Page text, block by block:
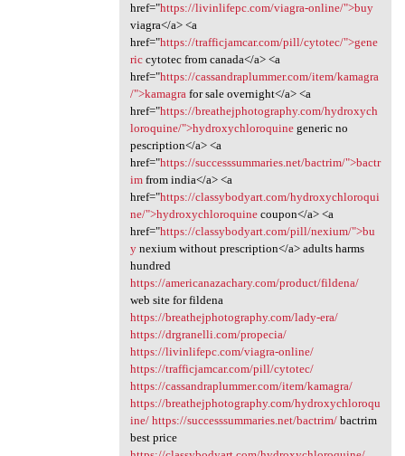
href="https://livinlifepc.com/viagra-online/">buy
viagra</a> <a
href="https://trafficjamcar.com/pill/cytotec/">gene
riccytotec from canada</a> <a
href="https://cassandraplummer.com/item/kamagra
/">kamagrafor sale overnight</a> <a
href="https://breathejphotography.com/hydroxych
loroquine/">hydroxychloroquinegeneric no
pescription</a> <a
href="https://successsummaries.net/bactrim/">bactr
imfrom india</a> <a
href="https://classybodyart.com/hydroxychloroqui
ne/">hydroxychloroquinecoupon</a> <a
href="https://classybodyart.com/pill/nexium/">bu
ynexium without prescription</a> adults harms
hundred
https://americanazachary.com/product/fildena/
web site for fildena
https://breathejphotography.com/lady-era/
https://drgranelli.com/propecia/
https://livinlifepc.com/viagra-online/
https://trafficjamcar.com/pill/cytotec/
https://cassandraplummer.com/item/kamagra/
https://breathejphotography.com/hydroxychloroqu
ine/ https://successsummaries.net/bactrim/bactrim
best price